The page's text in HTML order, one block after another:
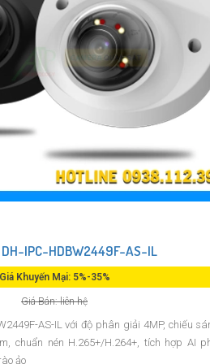
DH-IPC-HDBW2449F-AS-IL
Giá Khuyến Mại: 5%-35%
Giá Bán: liên hệ
AS-IL với độ phân giải 4MP, chiếu
chuẩn nén H.265+/H.264+, tích hợp AI
ảo